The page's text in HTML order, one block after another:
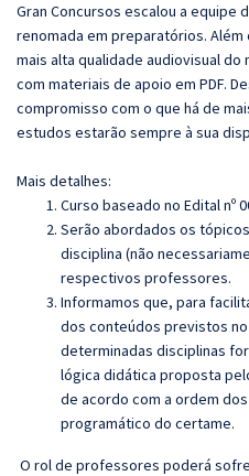
Gran Concursos escalou a
renomada em preparatórios.
mais alta qualidade audiovisual
com materiais de apoio em PDF.
compromisso com o que há de
estudos estarão sempre à sua
Mais detalhes:
Curso baseado no Edital nº
Serão abordados os
disciplina (não
respectivos professores.
Informamos que, para
dos conteúdos previstos
determinadas disciplinas
lógica didática proposta
de acordo com a ordem
programático do certame.
O rol de professores poderá